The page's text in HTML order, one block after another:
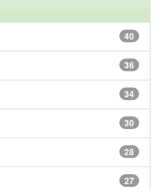
40
36
34
30
28
27